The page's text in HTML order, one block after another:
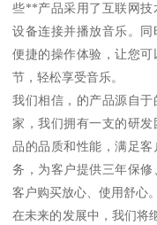
些**产品采用了互联网技
设备连接并播放音乐。
便捷的操作体验，让您
节，轻松享受音乐。
我们相信，的产品源自
家，我们拥有一支的研
品的品质和性能，满足
务，为客户提供三年保
客户购买放心、使用舒心。
在未来的发展中，我们将